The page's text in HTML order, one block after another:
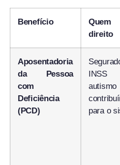
Benefício
direito
Aposentadoria
da Pessoa
com
Deficiência
(PCD)
para o